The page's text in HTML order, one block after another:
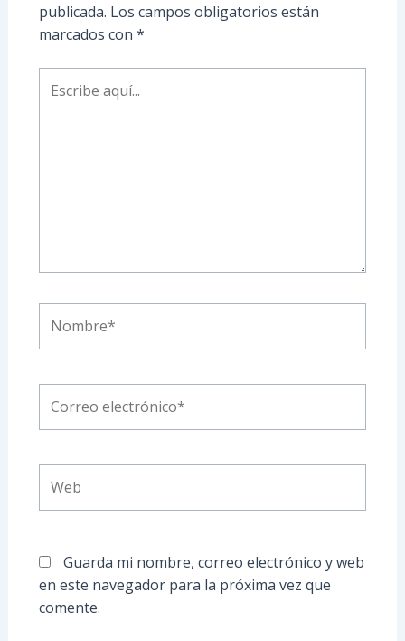
publicada. Los campos obligatorios están
marcados con *
aquí...
electrónico*
Guarda mi nombre, correo electrónico y web
en este navegador para la próxima vez que
comente.